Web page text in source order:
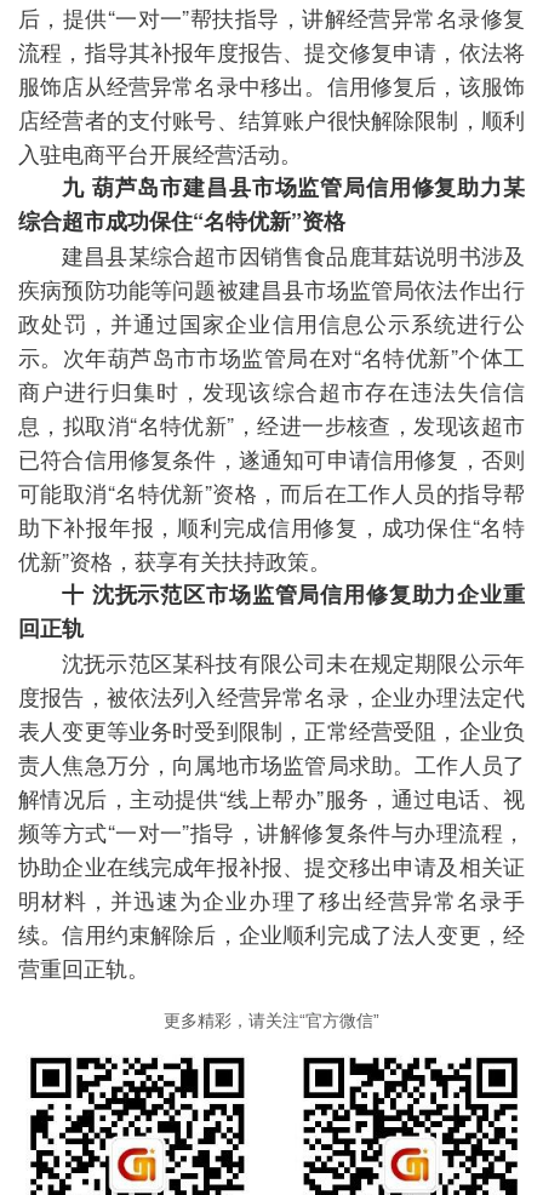
后，提供“一对一”帮扶指导，讲解经营异常名录修复
流程，指导其补报年度报告、提交修复申请，依法将
服饰店从经营异常名录中移出。信用修复后，该服饰
店经营者的支付账号、结算账户很快解除限制，顺利
入驻电商平台开展经营活动。
九 葫芦岛市建昌县市场监管局信用修复助力某
综合超市成功保住“名特优新”资格
建昌县某综合超市因销售食品鹿茸菇说明书涉及
疾病预防功能等问题被建昌县市场监管局依法作出行
政处罚，并通过国家企业信用信息公示系统进行公
示。次年葫芦岛市市场监管局在对“名特优新”个体工
商户进行归集时，发现该综合超市存在违法失信信
息，拟取消“名特优新”，经进一步核查，发现该超市
已符合信用修复条件，遂通知可申请信用修复，否则
可能取消“名特优新”资格，而后在工作人员的指导帮
助下补报年报，顺利完成信用修复，成功保住“名特
优新”资格，获享有关扶持政策。
十 沈抚示范区市场监管局信用修复助力企业重
回正轨
沈抚示范区某科技有限公司未在规定期限公示年
度报告，被依法列入经营异常名录，企业办理法定代
表人变更等业务时受到限制，正常经营受阻，企业负
责人焦急万分，向属地市场监管局求助。工作人员了
解情况后，主动提供“线上帮办”服务，通过电话、视
频等方式“一对一”指导，讲解修复条件与办理流程，
协助企业在线完成年报补报、提交移出申请及相关证
明材料，并迅速为企业办理了移出经营异常名录手
续。信用约束解除后，企业顺利完成了法人变更，经
营重回正轨。
更多精彩，请关注“官方微信”